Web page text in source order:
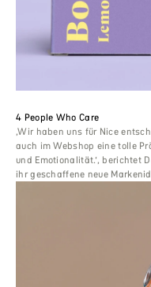
4 People Who Care
‚Wir haben uns für Nice
auch im Webshop eine tolle
und Emotionalität.‘, berichtet
ihr geschaffene neue